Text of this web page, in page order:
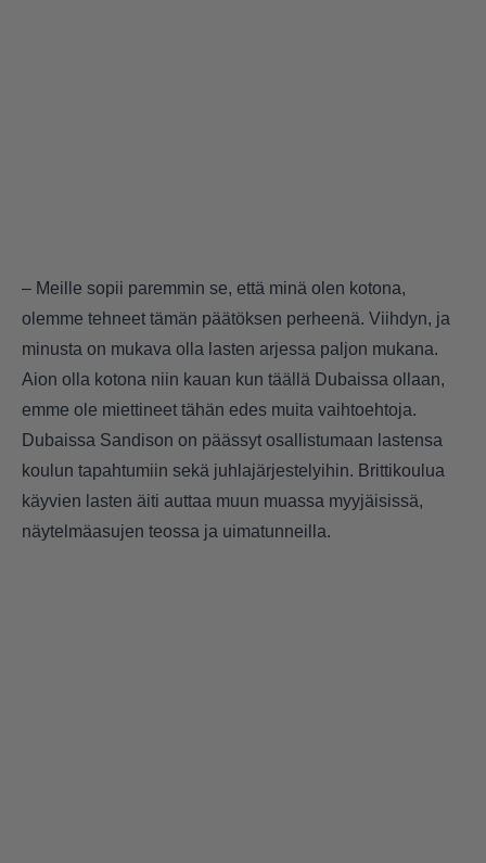
– Meille sopii paremmin se, että minä olen kotona,
olemme tehneet tämän päätöksen perheenä. Viihdyn, ja
minusta on mukava olla lasten arjessa paljon mukana.
Aion olla kotona niin kauan kun täällä Dubaissa ollaan,
emme ole miettineet tähän edes muita vaihtoehtoja.
Dubaissa Sandison on päässyt osallistumaan lastensa
koulun tapahtumiin sekä juhlajärjestelyihin. Brittikoulua
käyvien lasten äiti auttaa muun muassa myyjäisissä,
näytelmäasujen teossa ja uimatunneilla.